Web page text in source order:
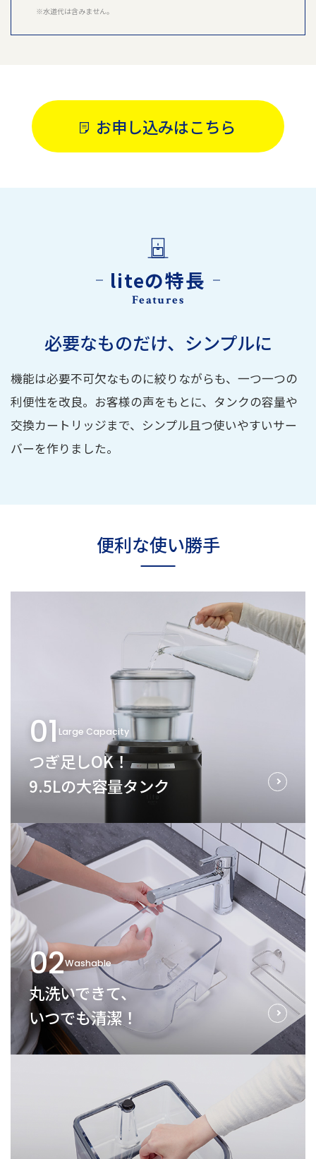
※水道代は含みません。
お申し込みはこちら
liteの特長
Features
必要なものだけ、シンプルに
機能は必要不可欠なものに絞りながらも、一つ一つの
利便性を改良。お客様の声をもとに、タンクの容量や
交換カートリッジまで、シンプル且つ使いやすいサー
バーを作りました。
便利な使い勝手
01Large Capacity
つぎ足しOK！
9.5Lの大容量タンク
02Washable
丸洗いできて、
いつでも清潔！